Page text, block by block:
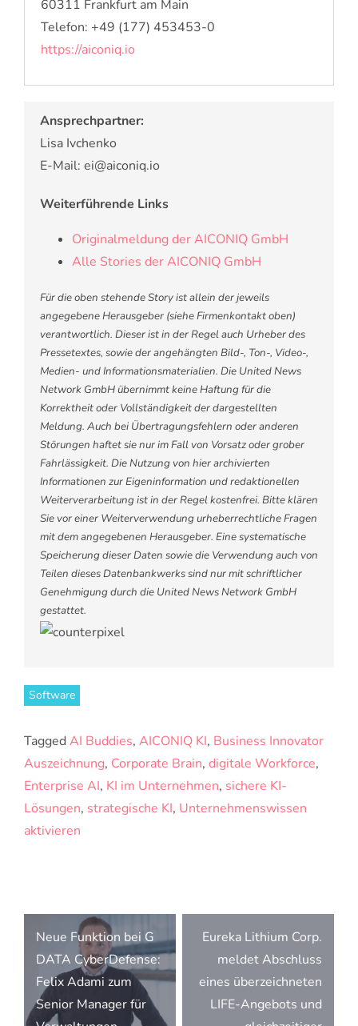
60311 Frankfurt am Main
Telefon: +49 (177) 453453-0
https://aiconiq.io
Ansprechpartner:
Lisa Ivchenko
E-Mail: ei@aiconiq.io
Weiterführende Links
Originalmeldung der AICONIQ GmbH
Alle Stories der AICONIQ GmbH
Für die oben stehende Story ist allein der jeweils
angegebene Herausgeber (siehe Firmenkontakt oben)
verantwortlich. Dieser ist in der Regel auch Urheber des
Pressetextes, sowie der angehängten Bild-, Ton-, Video-,
Medien- und Informationsmaterialien. Die United News
Network GmbH übernimmt keine Haftung für die
Korrektheit oder Vollständigkeit der dargestellten
Meldung. Auch bei Übertragungsfehlern oder anderen
Störungen haftet sie nur im Fall von Vorsatz oder grober
Fahrlässigkeit. Die Nutzung von hier archivierten
Informationen zur Eigeninformation und redaktionellen
Weiterverarbeitung ist in der Regel kostenfrei. Bitte klären
Sie vor einer Weiterverwendung urheberrechtliche Fragen
mit dem angegebenen Herausgeber. Eine systematische
Speicherung dieser Daten sowie die Verwendung auch von
Teilen dieses Datenbankwerks sind nur mit schriftlicher
Genehmigung durch die United News Network GmbH
gestattet.
Software
Tagged AI Buddies, AICONIQ KI, Business Innovator
Auszeichnung, Corporate Brain, digitale Workforce,
Enterprise AI, KI im Unternehmen, sichere KI-
Lösungen, strategische KI, Unternehmenswissen
aktivieren
Beitragsnavigation
Neue Funktion bei G
DATA CyberDefense:
Felix Adami zum
Senior Manager für
Eureka Lithium Corp.
meldet Abschluss
eines überzeichneten
LIFE-Angebots und